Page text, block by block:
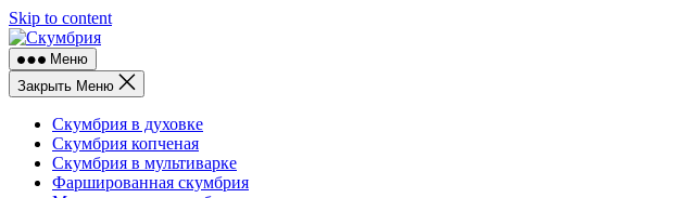
Skip to content
Меню
Закрыть Меню
Скумбрия в духовке
Скумбрия копченая
Скумбрия в мультиварке
Фаршированная скумбрия